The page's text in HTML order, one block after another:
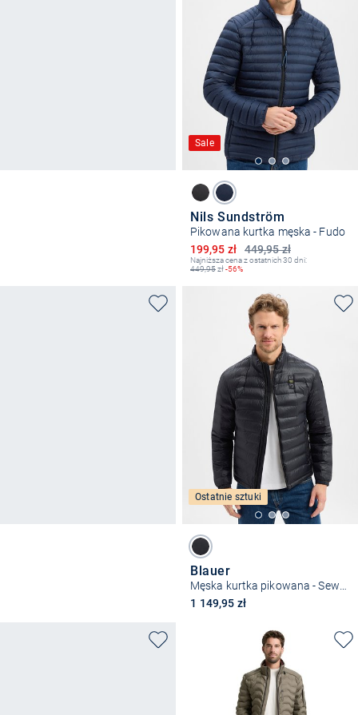
Sale
Nils Sundström
Pikowana kurtka męska - Fudo
449,95 zł
Obniżona cena
199,95 zł
Najniższa cena z ostatnich 30 dni:
449,95zł-56%
Ostatnie sztuki
Blauer
1 149,95 zł